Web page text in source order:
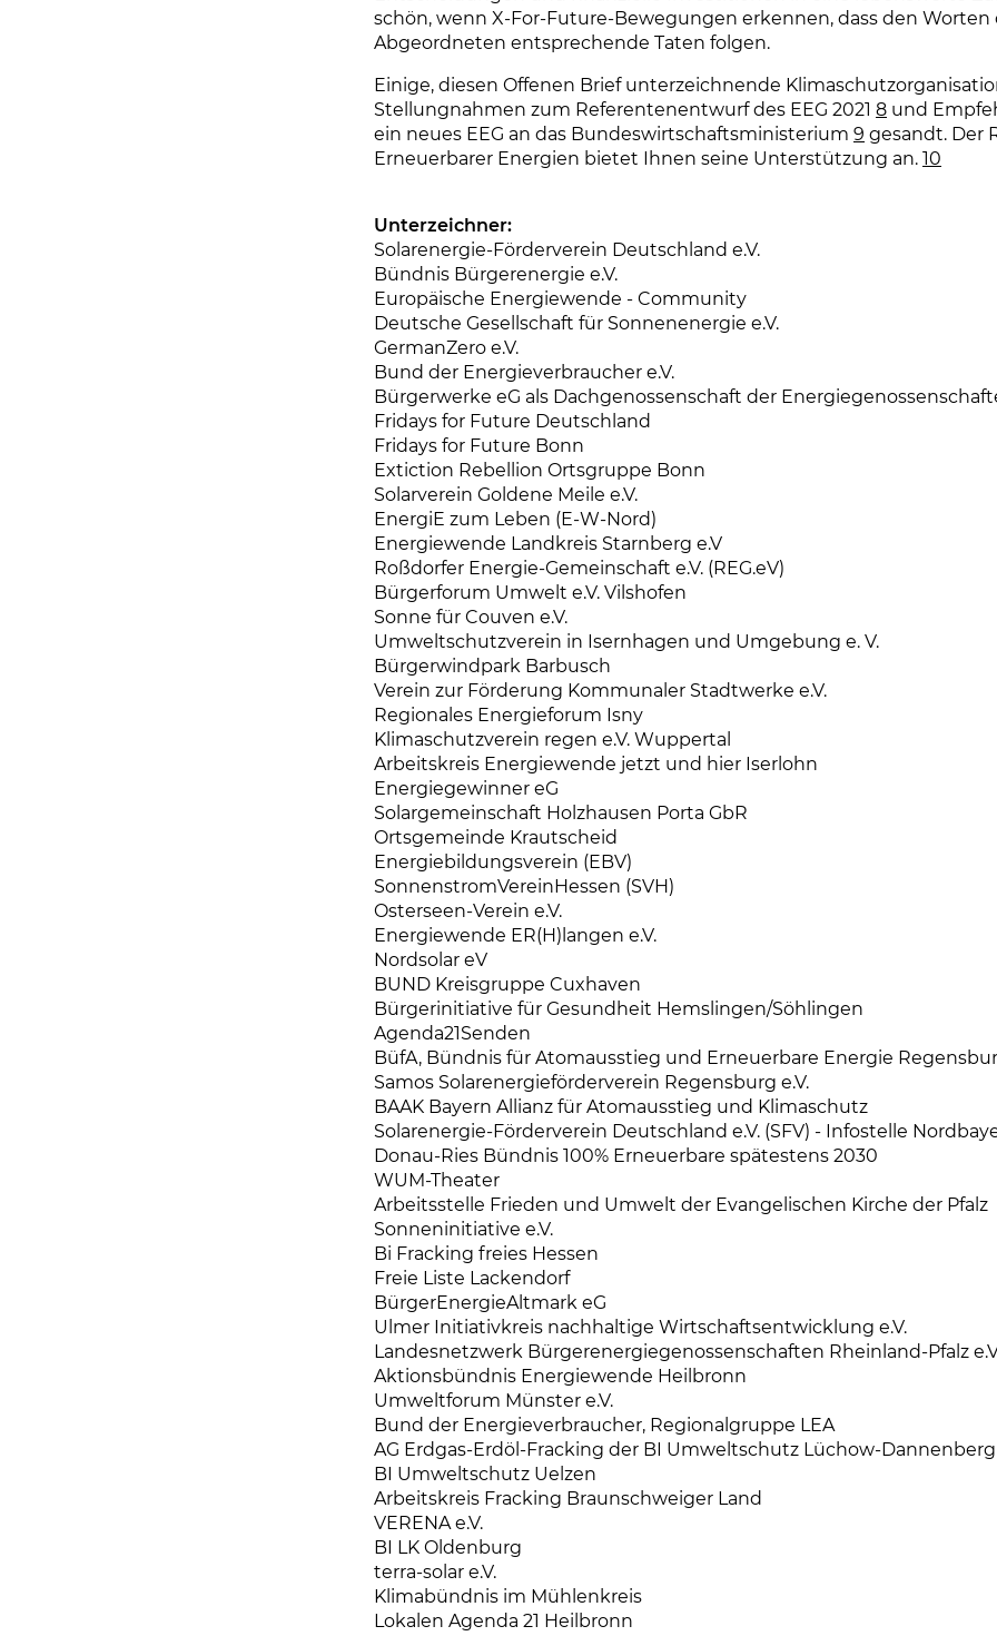
schön, wenn X-For-Future-Bewegungen erkennen, dass den Worten
Abgeordneten entsprechende Taten folgen.
Einige, diesen Offenen Brief unterzeichnende
Stellungnahmen zum Referentenentwurf des EEG 2021 8 und
ein neues EEG an das Bundeswirtschaftsministerium 9 gesandt. Der
Erneuerbarer Energien bietet Ihnen seine Unterstützung an. 10
Unterzeichner:
Solarenergie-Förderverein Deutschland e.V.
Bündnis Bürgerenergie e.V.
Europäische Energiewende - Community
Deutsche Gesellschaft für Sonnenenergie e.V.
GermanZero e.V.
Bund der Energieverbraucher e.V.
Bürgerwerke eG als Dachgenossenschaft der
Fridays for Future Deutschland
Fridays for Future Bonn
Extiction Rebellion Ortsgruppe Bonn
Solarverein Goldene Meile e.V.
EnergiE zum Leben (E-W-Nord)
Energiewende Landkreis Starnberg e.V
Roßdorfer Energie-Gemeinschaft e.V. (REG.eV)
Bürgerforum Umwelt e.V. Vilshofen
Sonne für Couven e.V.
Umweltschutzverein in Isernhagen und Umgebung e. V.
Bürgerwindpark Barbusch
Verein zur Förderung Kommunaler Stadtwerke e.V.
Regionales Energieforum Isny
Klimaschutzverein regen e.V. Wuppertal
Arbeitskreis Energiewende jetzt und hier Iserlohn
Energiegewinner eG
Solargemeinschaft Holzhausen Porta GbR
Ortsgemeinde Krautscheid
Energiebildungsverein (EBV)
SonnenstromVereinHessen (SVH)
Osterseen-Verein e.V.
Energiewende ER(H)langen e.V.
Nordsolar eV
BUND Kreisgruppe Cuxhaven
Bürgerinitiative für Gesundheit Hemslingen/Söhlingen
Agenda21Senden
BüfA, Bündnis für Atomausstieg und Erneuerbare Energie
Samos Solarenergieförderverein Regensburg e.V.
BAAK Bayern Allianz für Atomausstieg und Klimaschutz
Solarenergie-Förderverein Deutschland e.V. (SFV) - Infostelle
Donau-Ries Bündnis 100% Erneuerbare spätestens 2030
WUM-Theater
Arbeitsstelle Frieden und Umwelt der Evangelischen Kirche der Pfalz
Sonneninitiative e.V.
Bi Fracking freies Hessen
Freie Liste Lackendorf
BürgerEnergieAltmark eG
Ulmer Initiativkreis nachhaltige Wirtschaftsentwicklung e.V.
Landesnetzwerk Bürgerenergiegenossenschaften Rheinland-Pfalz e.V.
Aktionsbündnis Energiewende Heilbronn
Umweltforum Münster e.V.
Bund der Energieverbraucher, Regionalgruppe LEA
AG Erdgas-Erdöl-Fracking der BI Umweltschutz Lüchow-Dannenberg
BI Umweltschutz Uelzen
Arbeitskreis Fracking Braunschweiger Land
VERENA e.V.
BI LK Oldenburg
terra-solar e.V.
Klimabündnis im Mühlenkreis
Lokalen Agenda 21 Heilbronn